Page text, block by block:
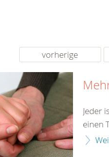
rund um
vorherige
Jeder
einen